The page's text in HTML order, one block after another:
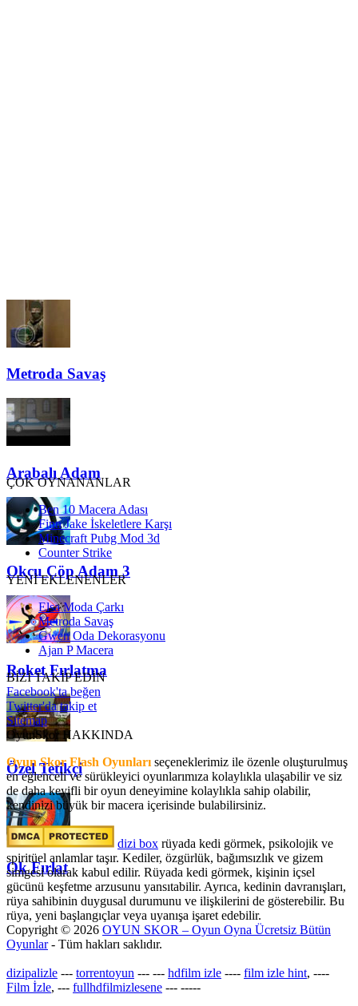
Metroda Savaş
Arabalı Adam
Okçu Çöp Adam 3
Roket Fırlatma
Özel Tetikçi
Ok Fırlat
ÇOK OYNANANLAR
Ben 10 Macera Adası
Finn Jake İskeletlere Karşı
Minecraft Pubg Mod 3d
Counter Strike
YENİ EKLENENLER
Elsa Moda Çarkı
Metroda Savaş
Gwen Oda Dekorasyonu
Ajan P Macera
BİZİ TAKİP EDİN
Facebook'ta beğen
Twitter'da takip et
Sitemap
OyunSkor HAKKINDA
Oyun Skor Flash Oyunları seçeneklerimiz ile özenle oluşturulmuş
en eğlenceli ve sürükleyici oyunlarımıza kolaylıkla ulaşabilir ve siz
de daha keyifli bir oyun deneyimine kolaylıkla sahip olabilir,
kendinizi büyük bir macera içerisinde bulabilirsiniz.
dizi box rüyada kedi görmek​, psikolojik ve
spiritüel anlamlar taşır. Kediler, özgürlük, bağımsızlık ve gizem
simgesi olarak kabul edilir. Rüyada kedi görmek, kişinin içsel
gücünü keşfetme arzusunu yansıtabilir. Ayrıca, kedinin davranışları,
rüya sahibinin duygusal durumunu ve ilişkilerini de gösterebilir. Bu
rüya, yeni başlangıçlar veya uyanışa işaret edebilir.
Copyright © 2026 OYUN SKOR – Oyun Oyna Ücretsiz Bütün
Oyunlar- Tüm hakları saklıdır.
dizipalizle --- torrentoyun --- --- hdfilm izle ---- film izle hint, ----
Film İzle, --- fullhdfilmizlesene --- -----